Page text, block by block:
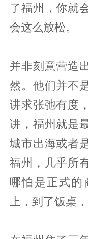
了福州，你就
会这么放松。
并非刻意营造
然。他们并不
讲求张弛有度
讲，福州就是
城市出海或者
福州，几乎所
哪怕是正式的
上，到了饭桌